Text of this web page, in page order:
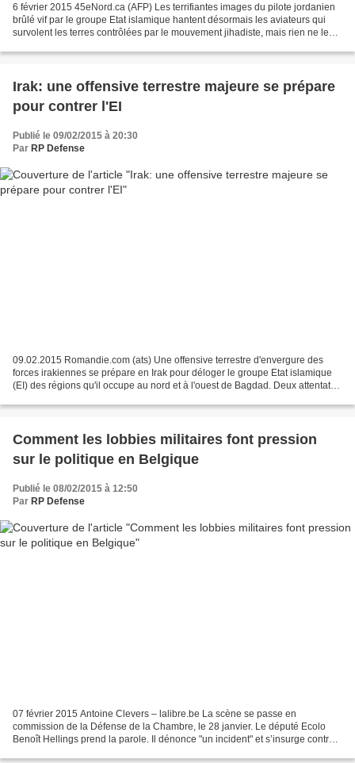
6 février 2015 45eNord.ca (AFP) Les terrifiantes images du pilote jordanien
brûlé vif par le groupe Etat islamique hantent désormais les aviateurs qui
survolent les terres contrôlées par le mouvement jihadiste, mais rien ne les
Irak: une offensive terrestre majeure se prépare
pour contrer l'EI
Publié le 09/02/2015 à 20:30
Par RP Defense
09.02.2015 Romandie.com (ats) Une offensive terrestre d'envergure des
forces irakiennes se prépare en Irak pour déloger le groupe Etat islamique
(EI) des régions qu'il occupe au nord et à l'ouest de Bagdad. Deux attentats
Comment les lobbies militaires font pression
sur le politique en Belgique
Publié le 08/02/2015 à 12:50
Par RP Defense
07 février 2015 Antoine Clevers – lalibre.be La scène se passe en
commission de la Défense de la Chambre, le 28 janvier. Le député Ecolo
Benoît Hellings prend la parole. Il dénonce "un incident" et s’insurge contre